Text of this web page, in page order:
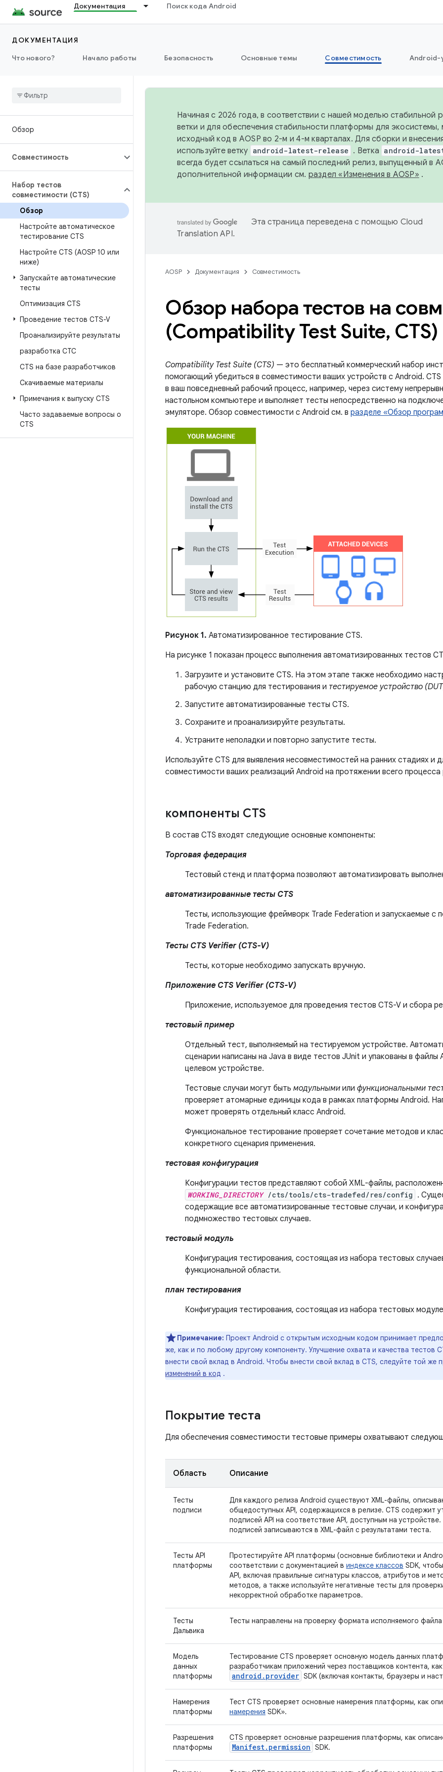
Документация Поиск кода Android
ДОКУМЕНТАЦИЯ
Что нового?
Начало работы Безопасность Основные темы Совместимость Android-
Обзор
Совместимость
Набор тестов
совместимости (CTS)
Обзор
Настройте автоматическое
тестирование CTS
Настройте CTS (AOSP 10 или
ниже)
Запускайте автоматические
тесты
Оптимизация CTS
Проведение тестов CTS-V
Проанализируйте результаты
разработка СТС
CTS на базе разработчиков
Скачиваемые материалы
Примечания к выпуску CTS
Часто задаваемые вопросы о
CTS
Начиная с 2026 года, в соответствии с нашей моделью стабильной
ветки и для обеспечения стабильности платформы для
исходный код в AOSP во 2-м и 4-м кварталах. Для сборки и
используйте ветку android-latest-release . Ветка android-
всегда будет ссылаться на самый последний релиз, выпущенный в
дополнительной информации см. раздел «Изменения в AOSP» .
Эта страница переведена с помощью Cloud
Translation API.
AOSP Документация Совместимость
Обзор набора тестов на
(Compatibility Test Suite, CTS)
Compatibility Test Suite (CTS) — это бесплатный коммерческий набор
помогающий убедиться в совместимости ваших устройств с Android. CTS
в ваш повседневный рабочий процесс, например, через систему
настольном компьютере и выполняет тесты непосредственно на
эмуляторе. Обзор совместимости с Android см. в разделе «Обзор
Рисунок 1. Автоматизированное тестирование CTS.
На рисунке 1 показан процесс выполнения автоматизированных тестов
Загрузите и установите CTS. На этом этапе также необходимо
рабочую станцию ​​для тестирования и тестируемое устройство
Запустите автоматизированные тесты CTS.
Сохраните и проанализируйте результаты.
Устраните неполадки и повторно запустите тесты.
Используйте CTS для выявления несовместимостей на ранних стадиях и
совместимости ваших реализаций Android на протяжении всего процесса
компоненты CTS
В состав CTS входят следующие основные компоненты:
Торговая федерация
Тестовый стенд и платформа позволяют автоматизировать
автоматизированные тесты CTS
Тесты, использующие фреймворк Trade Federation и запускаемые с
Trade Federation.
Тесты CTS Verifier (CTS-V)
Тесты, которые необходимо запускать вручную.
Приложение CTS Verifier (CTS-V)
Приложение, используемое для проведения тестов CTS-V и сбора
тестовый пример
Отдельный тест, выполняемый на тестируемом устройстве.
сценарии написаны на Java в виде тестов JUnit и упакованы в файлы
целевом устройстве.
Тестовые случаи могут быть модульными или функциональными
проверяет атомарные единицы кода в рамках платформы Android.
может проверять отдельный класс Android.
Функциональное тестирование проверяет сочетание методов и
конкретного сценария применения.
тестовая конфигурация
Конфигурации тестов представляют собой XML-файлы,
WORKING_DIRECTORY/cts/tools/cts-tradefed/res/config .
содержащие все автоматизированные тестовые случаи, и
подмножество тестовых случаев.
тестовый модуль
Конфигурация тестирования, состоящая из набора тестовых
функциональной области.
план тестирования
Конфигурация тестирования, состоящая из набора тестовых
Примечание: Проект Android с открытым исходным кодом принимает
же, как и по любому другому компоненту. Улучшение охвата и качества тестов
внести свой вклад в Android. Чтобы внести свой вклад в CTS, следуйте той же
изменений в код .
Покрытие теста
Для обеспечения совместимости тестовые примеры охватывают
Область Описание
Тесты
подписи
Для каждого релиза Android существуют XML-файлы,
общедоступных API, содержащихся в релизе. CTS содержит
подписей API на соответствие API, доступным на
подписей записываются в XML-файл с результатами теста.
Тесты API
платформы
Протестируйте API платформы (основные библиотеки и
соответствии с документацией в индексе классов SDK,
API, включая правильные сигнатуры классов, атрибутов и
методов, а также используйте негативные тесты для
некорректной обработке параметров.
Тесты
Дальвика
Тесты направлены на проверку формата исполняемого файла
Модель
данных
платформы
Тестирование CTS проверяет основную модель данных
разработчикам приложений через поставщиков контента,
android.provider SDK (включая контакты, браузеры и
Намерения
платформы
Тест CTS проверяет основные намерения платформы, как
намерения SDK».
Разрешения
платформы
CTS проверяет основные разрешения платформы, как
Manifest.permission SDK.